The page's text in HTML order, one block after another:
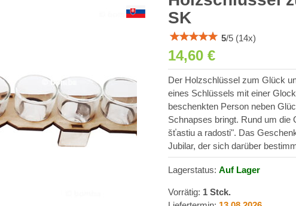
SK
5/5 (14x)
14,60 €
Der Holzschlüssel zum Glück
eines Schlüssels mit einer
beschenkten Person neben
Schnapses bringt. Rund um die
šťastiu a radosti". Das
Jubilar, der sich darüber
Lagerstatus: Auf Lager
Vorrätig: 1 Stck.